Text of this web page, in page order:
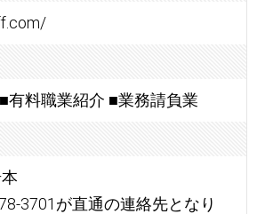
有料職業紹介 ■業務請負業
3701が直通の連絡先となり